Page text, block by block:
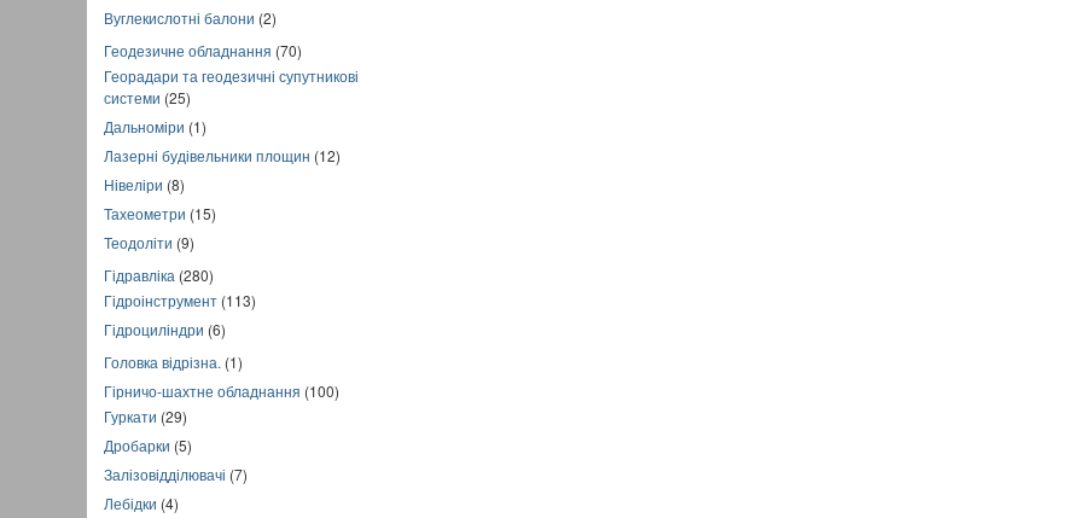
Вуглекислотні балони (2)
Геодезичне обладнання (70)
Георадари та геодезичні супутникові
системи (25)
Дальноміри (1)
Лазерні будівельники площин (12)
Нівеліри (8)
Тахеометри (15)
Теодоліти (9)
Гідравліка (280)
Гідроінструмент (113)
Гідроциліндри (6)
Головка відрізна. (1)
Гірничо-шахтне обладнання (100)
Гуркати (29)
Дробарки (5)
Залізовідділювачі (7)
Лебідки (4)